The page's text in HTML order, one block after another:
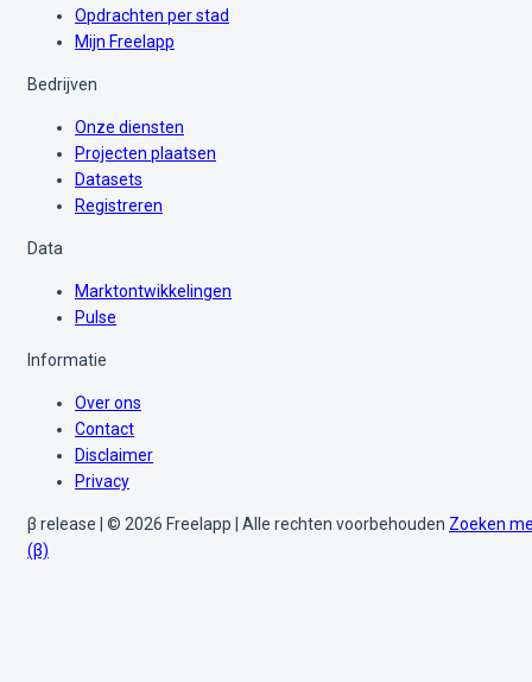
Opdrachten per stad
Mijn Freelapp
Bedrijven
Onze diensten
Projecten plaatsen
Datasets
Registreren
Data
Marktontwikkelingen
Pulse
Informatie
Over ons
Contact
Disclaimer
Privacy
β release | © 2026 Freelapp | Alle rechten voorbehouden Zoeken
(β)